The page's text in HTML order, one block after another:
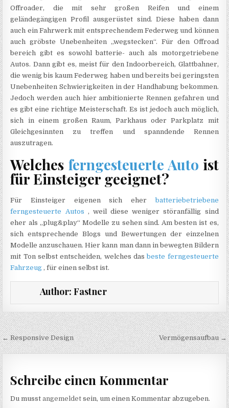
Offroader, die mit sehr großen Reifen und einem
geländegängigen Profil ausgerüstet sind. Diese haben dann
auch ein Fahrwerk mit entsprechendem Federweg und können
auch gröbste Unebenheiten „wegstecken“. Für den Offroad
bereich gibt es sowohl batterie- auch als motorgetriebene
Autos. Dann gibt es, meist für den Indoorbereich, Glattbahner,
die wenig bis kaum Federweg haben und bereits bei geringsten
Unebenheiten Schwierigkeiten in der Handhabung bekommen.
Jedoch werden auch hier ambitionierte Rennen gefahren und
es gibt eine richtige Meisterschaft. Es ist jedoch auch möglich,
sich in einem großen Raum, Parkhaus oder Parkplatz mit
Gleichgesinnten zu treffen und spanndende Rennen
auszutragen.
Welches ferngesteuerte Auto ist
für Einsteiger geeignet?
Für Einsteiger eigenen sich eherbatteriebetriebene
ferngesteuerte Autos , weil diese weniger störanfällig sind
eher als „plug&play“ Modelle zu sehen sind. Am besten ist es,
sich entsprechende Blogs und Bewertungen der einzelnen
Modelle anzuschauen. Hier kann man dann in bewegten Bildern
mit Ton selbst entscheiden, welches dasbeste ferngesteuerte
Fahrzeug, für einen selbst ist.
Author: Fastner
Beitragsnavigation
← Responsive Design Vermögensaufbau →
Schreibe einen Kommentar
Du musstangemeldet sein, um einen Kommentar abzugeben.